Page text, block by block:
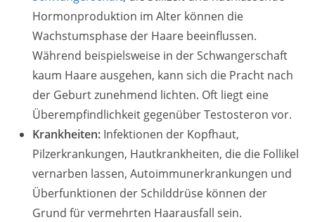
Hormonproduktion im Alter können die
Wachstumsphase der Haare beeinflussen.
Während beispielsweise in der Schwangerschaft
kaum Haare ausgehen, kann sich die Pracht nach
der Geburt zunehmend lichten. Oft liegt eine
Überempfindlichkeit gegenüber Testosteron vor.
Krankheiten: Infektionen der Kopfhaut,
Pilzerkrankungen, Hautkrankheiten, die die Follikel
vernarben lassen, Autoimmunerkrankungen und
Überfunktionen der Schilddrüse können der
Grund für vermehrten Haarausfall sein.